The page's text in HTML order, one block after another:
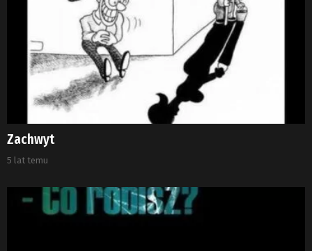
Zachwyt
5 lat temu